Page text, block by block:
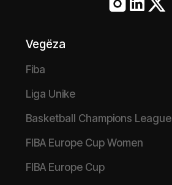
Vegëza
Fiba
Liga Unike
Basketball Champions League
FIBA Europe Cup Women
FIBA Europe Cup